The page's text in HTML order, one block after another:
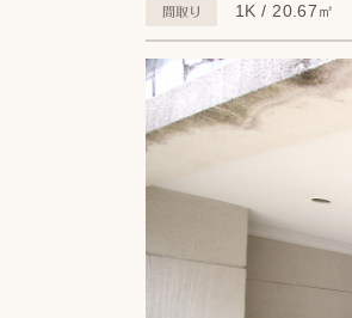
間取り 1K / 20.67㎡